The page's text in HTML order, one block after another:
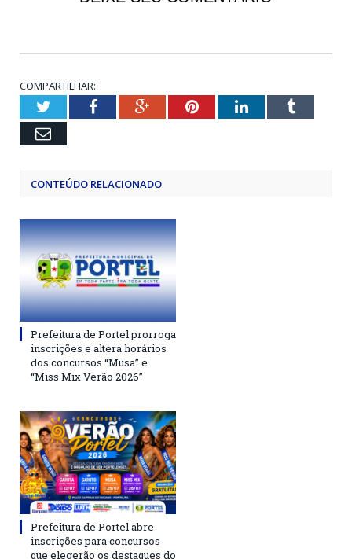
COMPARTILHAR:
TwitterFacebookGoogle+PinterestLinkedInTumblr
Email
CONTEÚDO RELACIONADO
Prefeitura de Portel prorroga
inscrições e altera horários
dos concursos “Musa” e
“Miss Mix Verão 2026”
Prefeitura de Portel abre
inscrições para concursos
que elegerão os destaques do